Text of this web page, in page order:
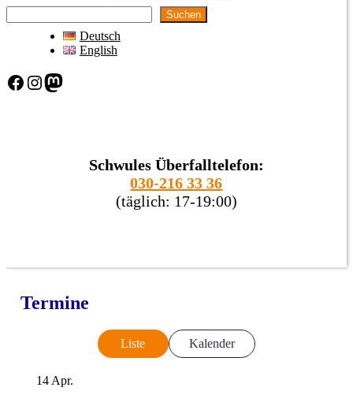
Suchen
Deutsch
English
Facebook Instagram Mastodon
Schwules Überfalltelefon:
030-216 33 36
(täglich: 17-19:00)
Termine
Liste Kalender
14 Apr.